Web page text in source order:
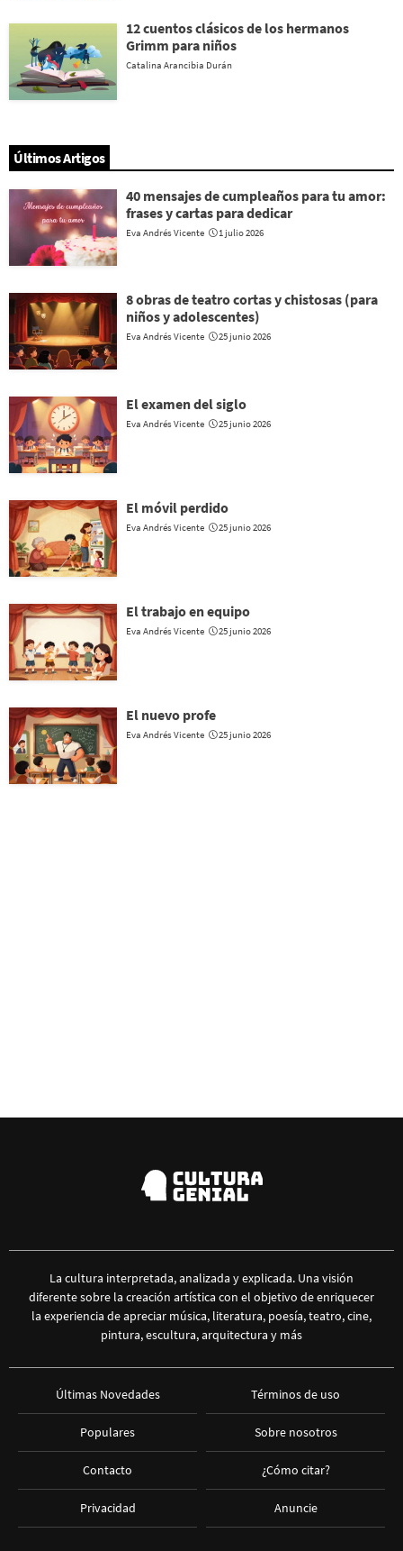
12 cuentos clásicos de los hermanos
Grimm para niños
Catalina Arancibia Durán
Últimos Artigos
40 mensajes de cumpleaños para tu amor:
frases y cartas para dedicar
Eva Andrés Vicente 1 julio 2026
8 obras de teatro cortas y chistosas (para
niños y adolescentes)
Eva Andrés Vicente 25 junio 2026
El examen del siglo
Eva Andrés Vicente 25 junio 2026
El móvil perdido
Eva Andrés Vicente 25 junio 2026
El trabajo en equipo
Eva Andrés Vicente 25 junio 2026
El nuevo profe
Eva Andrés Vicente 25 junio 2026
La cultura interpretada, analizada y explicada. Una visión
diferente sobre la creación artística con el objetivo de enriquecer
la experiencia de apreciar música, literatura, poesía, teatro, cine,
pintura, escultura, arquitectura y más
Últimas Novedades
Populares
Contacto
Privacidad
Términos de uso
Sobre nosotros
¿Cómo citar?
Anuncie